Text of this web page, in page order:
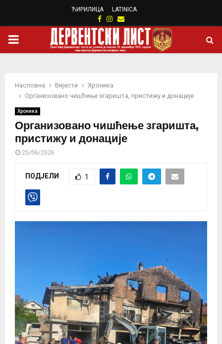
ЋИРИЛИЦА LATINICA
Facebook
Instagram
Email
PRIMARY
Насловна Вијести
Хроника
Организовано чишћење згаришта, пристижу и донације
Хроника
Организовано чишћење згаришта,
пристижу и донације
25/06/2026
ПОДЈЕЛИ 1